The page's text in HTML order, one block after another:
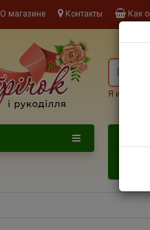
О магазине Контакты Как
Я ищу,